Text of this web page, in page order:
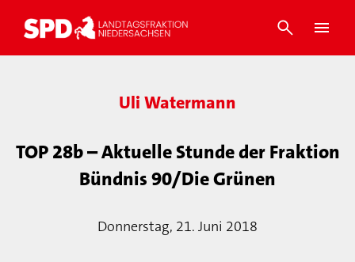
Uli Watermann
TOP 28b – Aktuelle Stunde der Fraktion
Bündnis 90/Die Grünen
Donnerstag, 21. Juni 2018